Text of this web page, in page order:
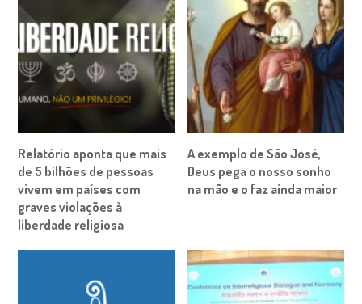
Relatório aponta que mais
de 5 bilhões de pessoas
vivem em países com
graves violações à
liberdade religiosa
A exemplo de São José,
Deus pega o nosso sonho
na mão e o faz ainda maior